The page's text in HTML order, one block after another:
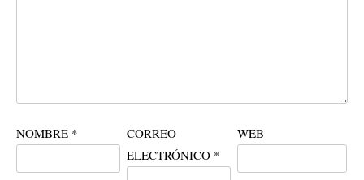
NOMBRE *
CORREO
ELECTRÓNICO *
WEB